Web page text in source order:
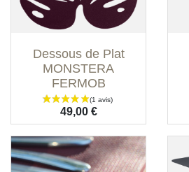
Dessous de Plat
MONSTERA
FERMOB
Prix
49,00 €